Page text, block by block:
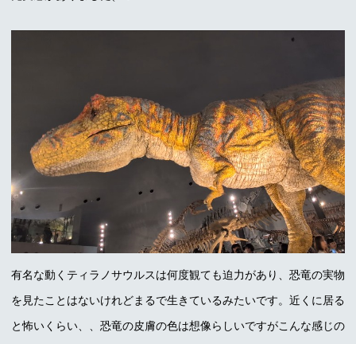
有名な動くティラノサウルスは何度観ても迫力があり、恐竜の実物
を見たことはないけれどまるで生きているみたいです。近くに居る
と怖いくらい、、恐竜の皮膚の色は想像らしいですがこんな感じの